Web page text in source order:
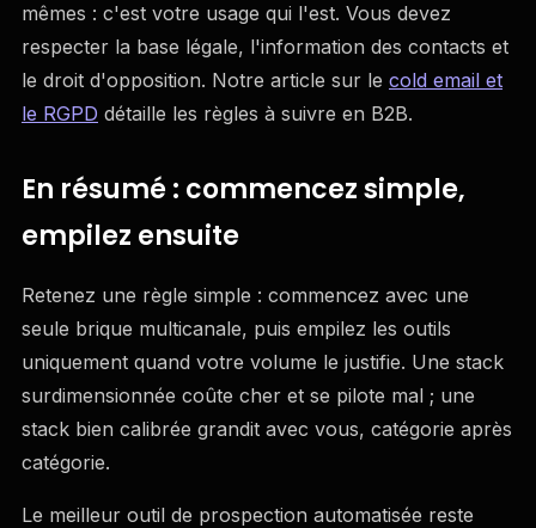
mêmes : c'est votre usage qui l'est. Vous devez
respecter la base légale, l'information des contacts et
le droit d'opposition. Notre article sur le cold email et
le RGPD détaille les règles à suivre en B2B.
En résumé : commencez simple,
empilez ensuite
Retenez une règle simple : commencez avec une
seule brique multicanale, puis empilez les outils
uniquement quand votre volume le justifie. Une stack
surdimensionnée coûte cher et se pilote mal ; une
stack bien calibrée grandit avec vous, catégorie après
catégorie.
Le meilleur outil de prospection automatisée reste